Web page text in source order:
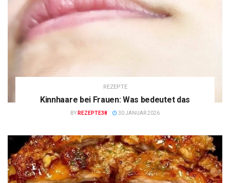
REZEPTE
Kinnhaare bei Frauen: Was bedeutet das
BY REZEPTE38 30 JANUAR 2026